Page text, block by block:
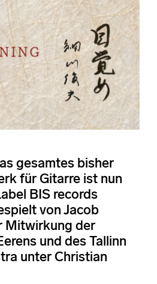
gesamtes bisher
für Gitarre ist nun
BIS records
von Jacob
Mitwirkung der
und des Tallinn
unter Christian